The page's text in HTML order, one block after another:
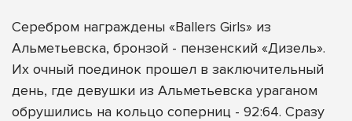
Серебром награждены «Ballers Girls» из
Альметьевска, бронзой - пензенский «Дизель».
Их очный поединок прошел в заключительный
день, где девушки из Альметьевска ураганом
обрушились на кольцо соперниц - 92:64. Сразу